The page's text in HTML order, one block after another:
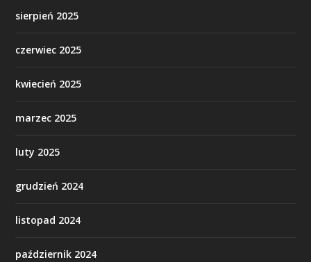
sierpień 2025
czerwiec 2025
kwiecień 2025
marzec 2025
luty 2025
grudzień 2024
listopad 2024
październik 2024